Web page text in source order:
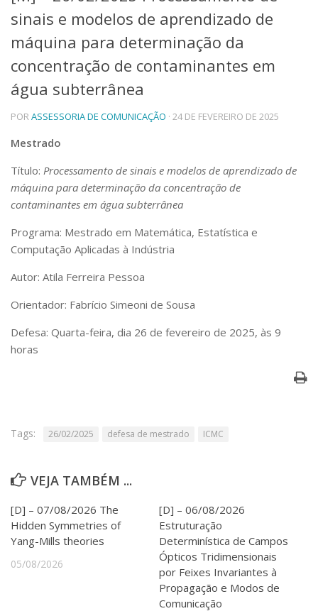
Telefones e Mapas
Pessoas
Ensino
Graduação
Pós-Graduação
Cursos de Extensão
Pesquisa e Inovação
Centros, Núcleos e Projetos em Rede
Pós-doutorado
Iniciação Científica
Empresas Juniores
Extensão à Comunidade
Projetos, Programas e Cursos
Museus e Espaços Interativos
Jornal da USP
Agenda de Eventos
Defesa de Teses
sinais e modelos de aprendizado de
máquina para determinação da
concentração de contaminantes em
água subterrânea
PORASSESSORIA DE COMUNICAÇÃO · 24 DE FEVEREIRO DE 2025
Mestrado
Título: Processamento de sinais e modelos de aprendizado de
máquina para determinação da concentração de
contaminantes em água subterrânea
Programa: Mestrado em Matemática, Estatística e
Computação Aplicadas à Indústria
Autor: Atila Ferreira Pessoa
Orientador: Fabrício Simeoni de Sousa
Defesa: Quarta-feira, dia 26 de fevereiro de 2025, às 9
horas
Tags: 26/02/2025 defesa de mestrado ICMC
VEJA TAMBÉM ...
[D] – 07/08/2026 The
Hidden Symmetries of
Yang-Mills theories
05/08/2026
[D] – 06/08/2026
Estruturação
Determinística de Campos
Ópticos Tridimensionais
por Feixes Invariantes à
Propagação e Modos de
Comunicação